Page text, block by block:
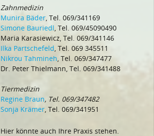
Zahnmedizin
Munira Bäder, Tel. 069/341169
Simone Bauriedl, Tel. 069/45090490
Maria Karasiewicz, Tel. 069/341146
Ilka Partschefeld, Tel. 069 345511
Nikrou Tahmineh, Tel. 069/347477
Dr. Peter Thielmann, Tel. 069/341488
Tiermedizin
Regine Braun, Tel. 069/347482
Sonja Krämer, Tel. 069/341951
Hier könnte auch Ihre Praxis stehen.